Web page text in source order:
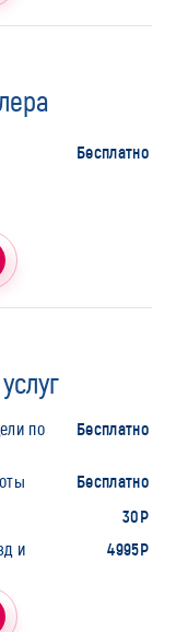
Бесплатно
по
Бесплатно
Бесплатно
30Р
и
4995Р